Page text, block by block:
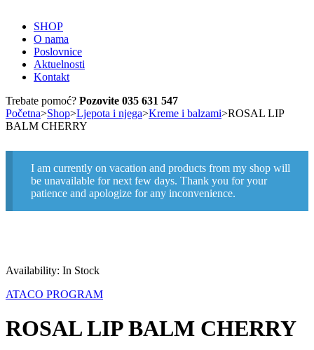
SHOP
O nama
Poslovnice
Aktuelnosti
Kontakt
Trebate pomoć? Pozovite 035 631 547
Početna>Shop>Ljepota i njega>Kreme i balzami>ROSAL LIP
BALM CHERRY
I am currently on vacation and products from my shop will
be unavailable for next few days. Thank you for your
patience and apologize for any inconvenience.
Availability: In Stock
ATACO PROGRAM
ROSAL LIP BALM CHERRY